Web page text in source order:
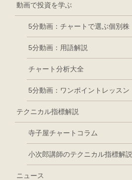
動画で投資を学ぶ
5分動画：チャートで選ぶ個別株
5分動画：用語解説
チャート分析大全
5分動画：ワンポイントレッスン
テクニカル指標解説
寺子屋チャートコラム
小次郎講師のテクニカル指標解説
ニュース